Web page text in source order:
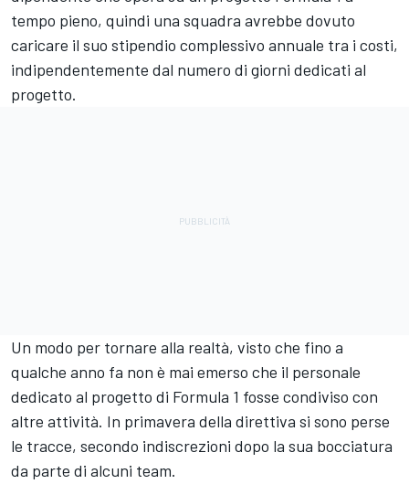
tempo pieno, quindi una squadra avrebbe dovuto
caricare il suo stipendio complessivo annuale tra i costi,
indipendentemente dal numero di giorni dedicati al
progetto.
Un modo per tornare alla realtà, visto che fino a
qualche anno fa non è mai emerso che il personale
dedicato al progetto di Formula 1 fosse condiviso con
altre attività. In primavera della direttiva si sono perse
le tracce, secondo indiscrezioni dopo la sua bocciatura
da parte di alcuni team.